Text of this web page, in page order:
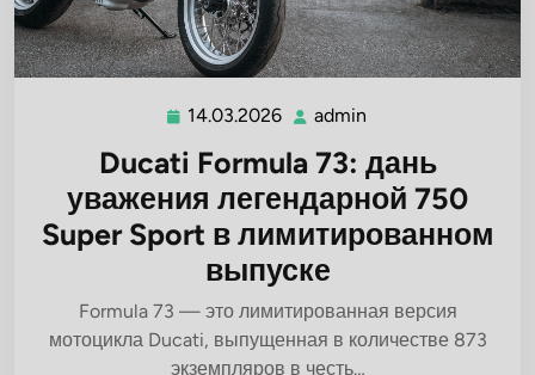
14.03.2026 14.03.2026
admin
Ducati Formula 73: дань
уважения легендарной 750
Super Sport в лимитированном
выпуске
Formula 73 — это лимитированная версия
мотоцикла Ducati, выпущенная в количестве 873
экземпляров в честь…